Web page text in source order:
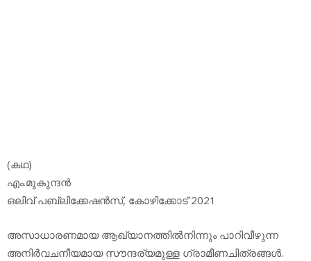
(കഥ)
എം.മുകുന്ദന്‍
ഒലിവ് പബ്ലിക്കേഷന്‍സ്, കോഴിക്കോട് 2021
അസാധാരണമായ ആഖ്യാനത്തില്‍നിന്നും പാറിവീഴുന്ന
അനിര്‍വചനീയമായ സൗന്ദര്യമുള്ള ഗ്രാമീണചിത്രങ്ങള്‍.